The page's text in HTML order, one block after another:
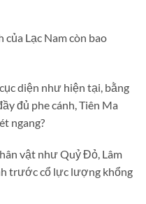
của Lạc Nam còn bao
diện như hiện tại, bằng
đủ phe cánh, Tiên Ma
ngang?
vật như Quỷ Đỏ, Lâm
trước cổ lực lượng khổng